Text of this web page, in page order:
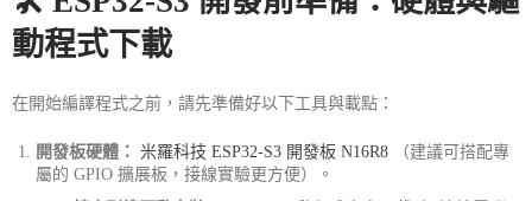
動程式下載
在開始編譯程式之前，請先準備好以下工具與載點：
開發板硬體： 米羅科技 ESP32-S3 開發板 N16R8
（建議可搭配專
屬的 GPIO 擴展板，接線實驗更方便）。